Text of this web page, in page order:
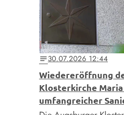
notes30.07.2026 12:44
Wiedereröffnung
Klosterkirche
umfangreicher